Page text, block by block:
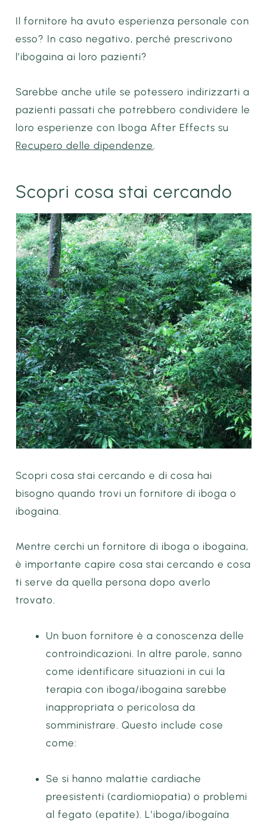
Il fornitore ha avuto esperienza personale con
esso? In caso negativo, perché prescrivono
l’ibogaina ai loro pazienti?
Sarebbe anche utile se potessero indirizzarti a
pazienti passati che potrebbero condividere le
loro esperienze con Iboga After Effects su
Recupero delle dipendenze.
Scopri cosa stai cercando
Scopri cosa stai cercando e di cosa hai
bisogno quando trovi un fornitore di iboga o
ibogaina.
Mentre cerchi un fornitore di iboga o ibogaina,
è importante capire cosa stai cercando e cosa
ti serve da quella persona dopo averlo
trovato.
Un buon fornitore è a conoscenza delle
controindicazioni. In altre parole, sanno
come identificare situazioni in cui la
terapia con iboga/ibogaina sarebbe
inappropriata o pericolosa da
somministrare. Questo include cose
come:
Se si hanno malattie cardiache
preesistenti (cardiomiopatia) o problemi
al fegato (epatite). L’iboga/ibogaína